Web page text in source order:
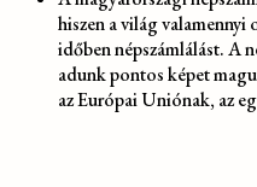
hiszen a világ valamennyi
időben népszámlálást. A
adunk pontos képet
az Európai Uniónak, az